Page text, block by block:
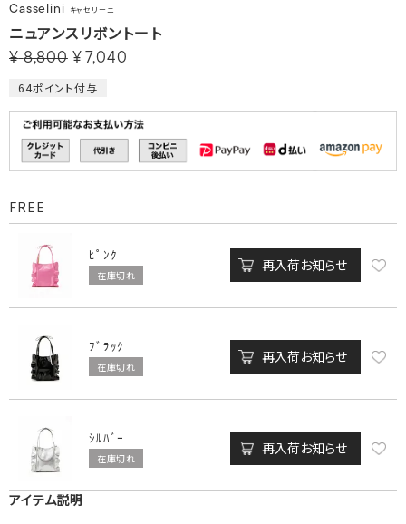
Casselini キャセリーニ
ニュアンスリボントート
¥ 8,800 ¥ 7,040
64ポイント付与
FREE
ﾋﾟﾝｸ
在庫切れ
再入荷お知らせ
ﾌﾞﾗｯｸ
在庫切れ
再入荷お知らせ
ｼﾙﾊﾞｰ
在庫切れ
再入荷お知らせ
アイテム説明